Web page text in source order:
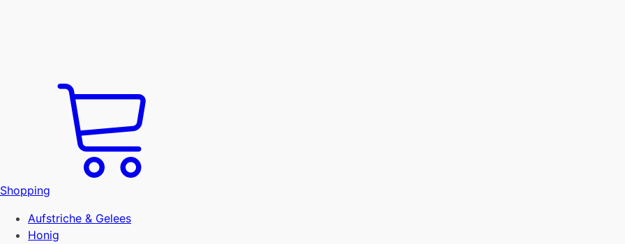
Shopping
Aufstriche & Gelees
Honig